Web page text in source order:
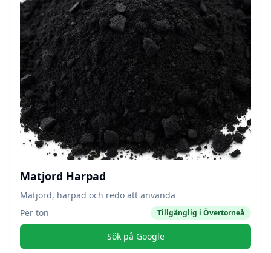
Matjord Harpad
Matjord, harpad och redo att använda
Per ton
Tillgänglig i Övertorneå
Sök på Google